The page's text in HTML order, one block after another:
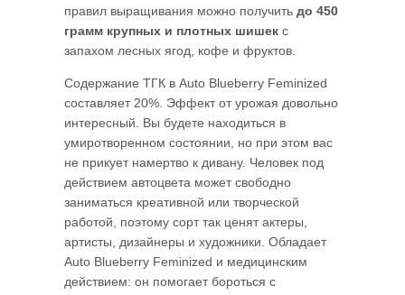
правил выращивания можно получить до 450
грамм крупных и плотных шишекс
запахом лесных ягод, кофе и фруктов.
Содержание ТГК в Auto Blueberry Feminized
составляет 20%. Эффект от урожая довольно
интересный. Вы будете находиться в
умиротворенном состоянии, но при этом вас
не прикует намертво к дивану. Человек под
действием автоцвета может свободно
заниматься креативной или творческой
работой, поэтому сорт так ценят актеры,
артисты, дизайнеры и художники. Обладает
Auto Blueberry Feminized и медицинским
действием: он помогает бороться с